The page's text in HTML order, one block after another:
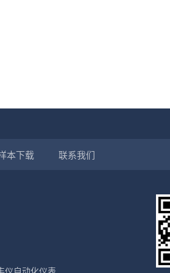
本下载 联系我们
仪自动化仪表